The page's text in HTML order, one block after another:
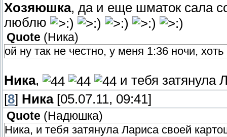
Хозяюшка, да и еще шматок сала
люблю
Quote (Ника)
ой ну так не честно, у меня 1:36 ночи,
Ника,
и тебя затянула
[8] Ника[05.07.11, 09:41]
Quote ( Надюшка)
Ника, и тебя затянула Лариса своей